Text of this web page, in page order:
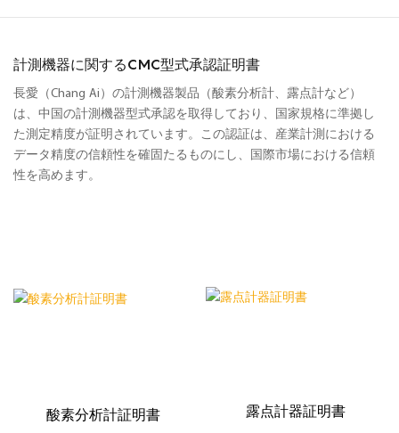
計測機器に関するCMC型式承認証明書
長愛（Chang Ai）の計測機器製品（酸素分析計、露点計など）
は、中国の計測機器型式承認を取得しており、国家規格に準拠し
た測定精度が証明されています。この認証は、産業計測における
データ精度の信頼性を確固たるものにし、国際市場における信頼
性を高めます。
酸素分析計証明書 露点計器証明書